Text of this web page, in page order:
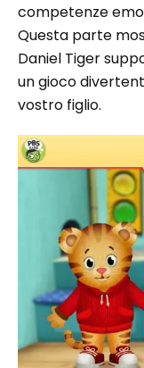
competenze
Questa parte
Daniel Tiger
un gioco
vostro figlio.